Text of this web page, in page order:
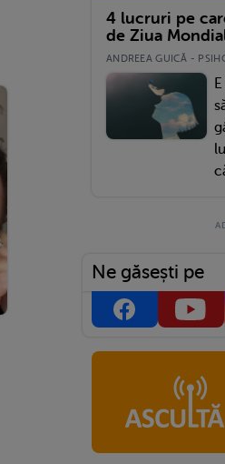
4 lucruri pe
de Ziua
ANDREEA GUICĂ -
Ne găsești pe